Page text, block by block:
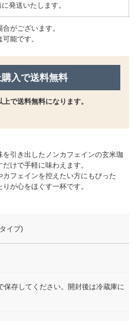
発送いたします。
がございます。
能です。
入で送料無料
で送料無料になります。
引き出したノンカフェインの玄米珈
けで手軽に味わえます。
フェインを控えたい方にもぴった
が心をほぐす一杯です。
イプ)
保存してください。開封後は冷蔵庫に